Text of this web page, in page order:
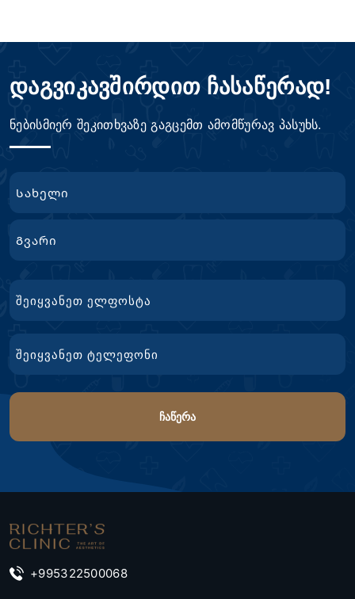
დაგვიკავშირდით ჩასაწერად!
ნებისმიერ შეკითხვაზე გაგცემთ ამომწურავ პასუხს.
Name
+995322500068